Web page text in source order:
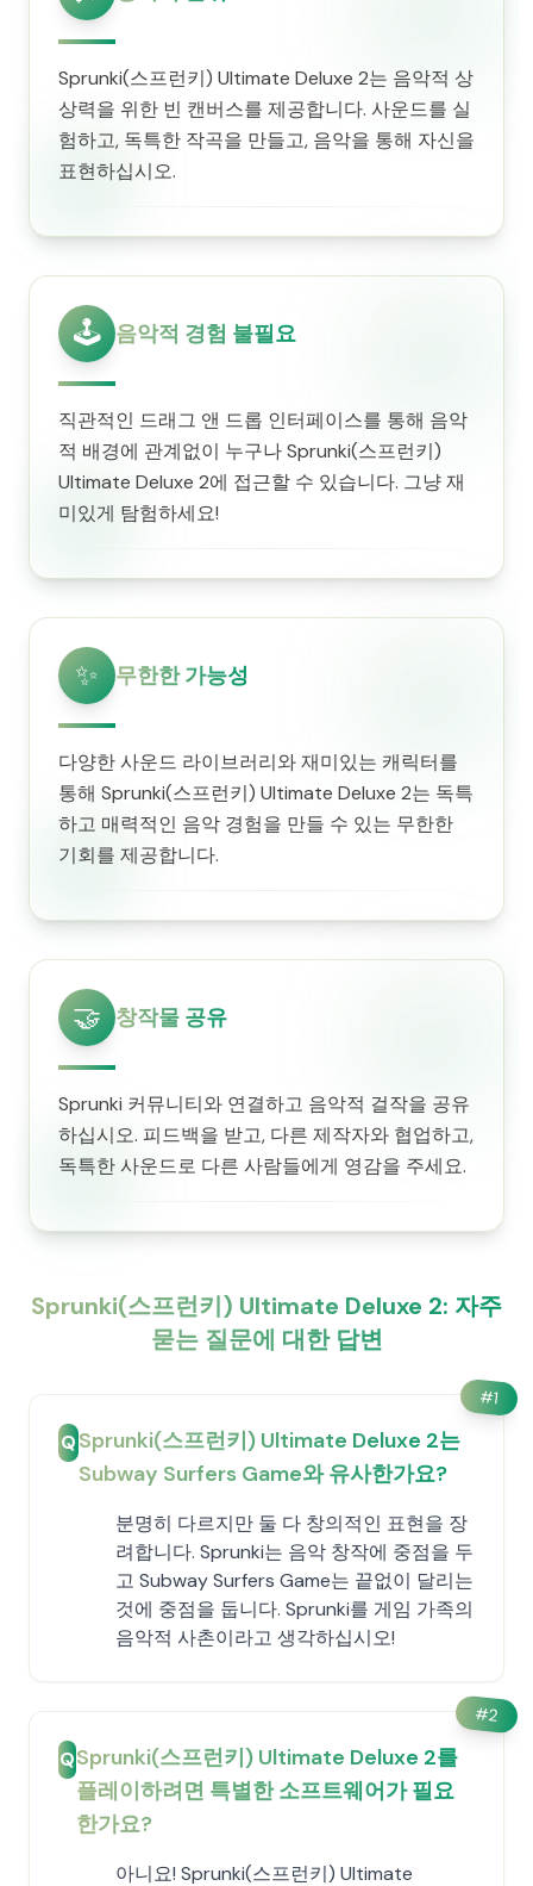
Sprunki(스프런키) Ultimate Deluxe 2는 음악적 상
상력을 위한 빈 캔버스를 제공합니다. 사운드를 실
험하고, 독특한 작곡을 만들고, 음악을 통해 자신을
표현하십시오.
🕹️ 음악적 경험 불필요
직관적인 드래그 앤 드롭 인터페이스를 통해 음악
적 배경에 관계없이 누구나 Sprunki(스프런키)
Ultimate Deluxe 2에 접근할 수 있습니다. 그냥 재
미있게 탐험하세요!
✨ 무한한 가능성
다양한 사운드 라이브러리와 재미있는 캐릭터를
통해 Sprunki(스프런키) Ultimate Deluxe 2는 독특
하고 매력적인 음악 경험을 만들 수 있는 무한한
기회를 제공합니다.
🤝 창작물 공유
Sprunki 커뮤니티와 연결하고 음악적 걸작을 공유
하십시오. 피드백을 받고, 다른 제작자와 협업하고,
독특한 사운드로 다른 사람들에게 영감을 주세요.
Sprunki(스프런키) Ultimate Deluxe 2: 자주
묻는 질문에 대한 답변
#1
QSprunki(스프런키) Ultimate Deluxe 2는
Subway Surfers Game와 유사한가요?
분명히 다르지만 둘 다 창의적인 표현을 장
려합니다. Sprunki는 음악 창작에 중점을 두
고 Subway Surfers Game는 끝없이 달리는
것에 중점을 둡니다. Sprunki를 게임 가족의
음악적 사촌이라고 생각하십시오!
#2
QSprunki(스프런키) Ultimate Deluxe 2를
플레이하려면 특별한 소프트웨어가 필요
한가요?
아니요! Sprunki(스프런키) Ultimate